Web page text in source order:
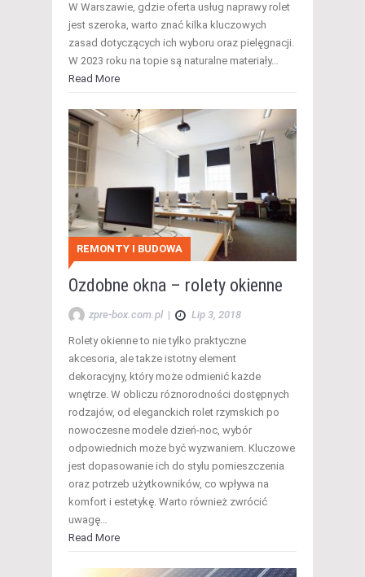
W Warszawie, gdzie oferta usług naprawy rolet
jest szeroka, warto znać kilka kluczowych
zasad dotyczących ich wyboru oraz pielęgnacji.
W 2023 roku na topie są naturalne materiały…
Read More
REMONTY I BUDOWA
Ozdobne okna – rolety okienne
zpre-box.com.pl | Lip 3, 2018
Rolety okienne to nie tylko praktyczne
akcesoria, ale także istotny element
dekoracyjny, który może odmienić każde
wnętrze. W obliczu różnorodności dostępnych
rodzajów, od eleganckich rolet rzymskich po
nowoczesne modele dzień-noc, wybór
odpowiednich może być wyzwaniem. Kluczowe
jest dopasowanie ich do stylu pomieszczenia
oraz potrzeb użytkowników, co wpływa na
komfort i estetykę. Warto również zwrócić
uwagę…
Read More